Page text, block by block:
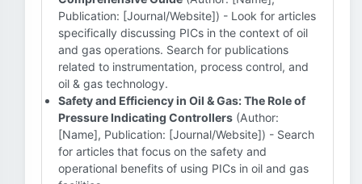
Publication: [Journal/Website]) - Look for articles
specifically discussing PICs in the context of oil
and gas operations. Search for publications
related to instrumentation, process control, and
oil & gas technology.
Safety and Efficiency in Oil & Gas: The Role of
Pressure Indicating Controllers (Author:
[Name], Publication: [Journal/Website]) - Search
for articles that focus on the safety and
operational benefits of using PICs in oil and gas